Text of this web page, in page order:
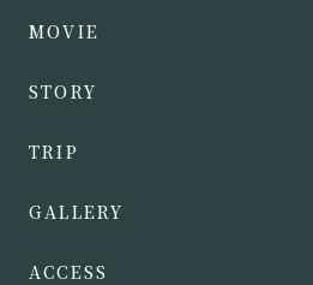
MOVIE
STORY
TRIP
GALLERY
ACCESS